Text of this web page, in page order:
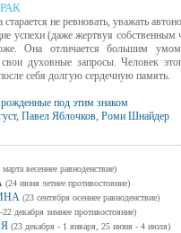
не ревновать, уважать
успехи (даже жертвуя собственным
Она отличается большим
свои духовные запросы. Человек
себя долгую сердечную память.
под этим знаком
Павел Яблочков, Роми Шнайдер
весеннее равноденствие)
(24 июня летнее противостояние)
(23 сентября осеннее равноденствие)
22 декабря зимнее противостояние)
(23 декабря - 1 января, 25 июня - 4 июля)